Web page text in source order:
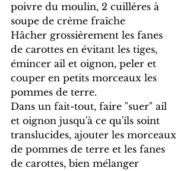
poivre du moulin, 2 cuillères à
soupe de crème fraîche
Hâcher grossièrement les fanes
de carottes en évitant les tiges,
émincer ail et oignon, peler et
couper en petits morceaux les
pommes de terre.
Dans un fait-tout, faire "suer" ail
et oignon jusqu'à ce qu'ils soint
translucides, ajouter les morceaux
de pommes de terre et les fanes
de carottes, bien mélanger